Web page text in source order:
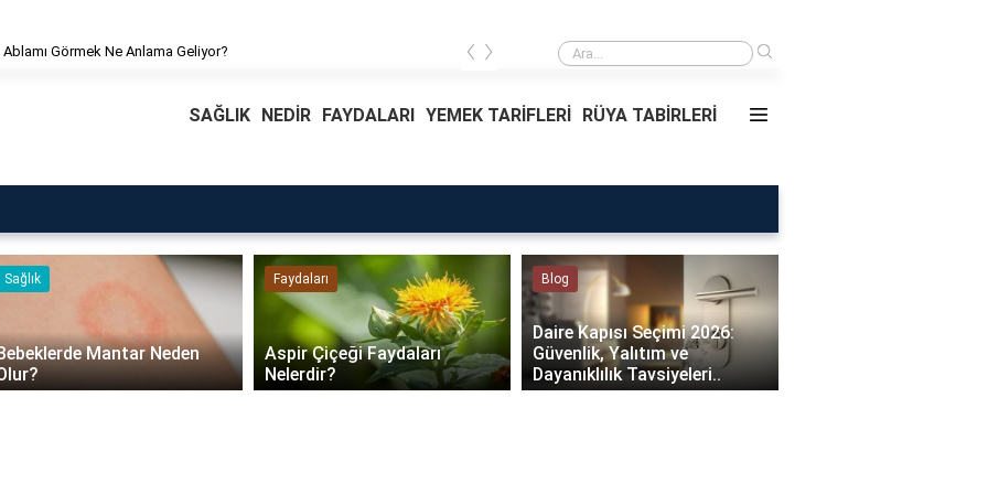
Görmek Ne Anlama Geliyor? Rüyada Ablamı Görmek Ne Anlama Geliyor?
‹ ›
SAĞLIK NEDİR FAYDALARI YEMEK TARİFLERİ RÜYA TABİRLERİ
Faydaları
Çiçeği Faydaları
Blog
Daire Kapısı Seçimi 2026:
Güvenlik, Yalıtım ve
Dayanıklılık Tavsiyeleri..
Rüya Tabirleri
Rüyada Ablamı Görmek Ne
Anlama Geliyor?